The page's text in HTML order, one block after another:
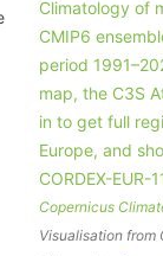
Copernicus
Visualisation from